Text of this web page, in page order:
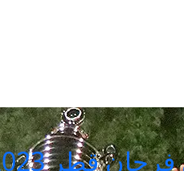
قطر 2024/2023